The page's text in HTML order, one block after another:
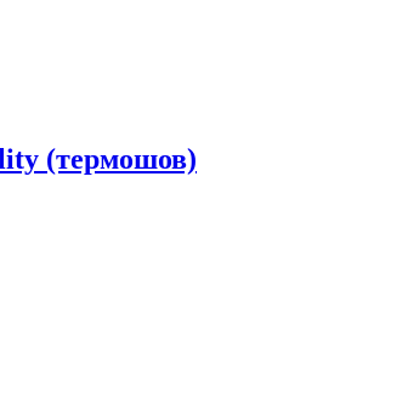
(термошов)